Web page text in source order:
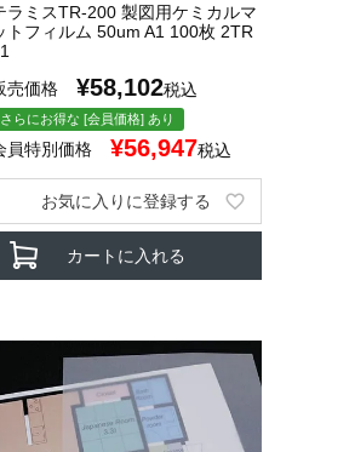
ラミスTR-200 製図用ケミカルマ
トフィルム 50um A1 100枚 2TR
売価格
¥58,102税込
さらにお得な [会員価格] あり
員特別価格 ¥56,947税込
カートに入れる
お気に入りに登録する